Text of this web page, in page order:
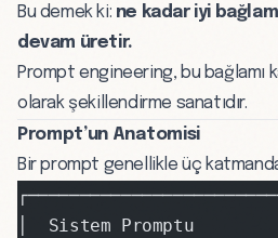
Bu demek ki: ne kadar iyi
devam üretir.
Prompt engineering, bu bağlamı
olarak şekillendirme sanatıdır.
Prompt’un Anatomisi
Bir prompt genellikle üç
│  Sistem Promptu